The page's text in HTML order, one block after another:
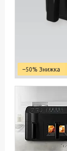
–50%